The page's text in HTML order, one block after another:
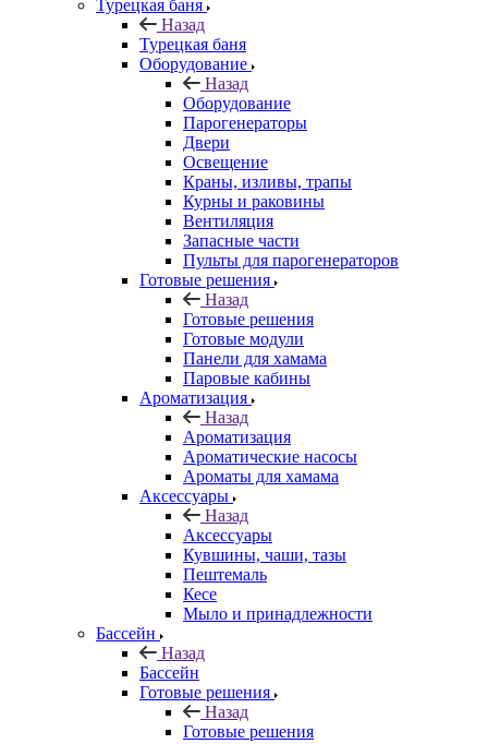
Турецкая баня
Назад
Турецкая баня
Оборудование
Назад
Оборудование
Парогенераторы
Двери
Освещение
Краны, изливы, трапы
Курны и раковины
Вентиляция
Запасные части
Пульты для парогенераторов
Готовые решения
Назад
Готовые решения
Готовые модули
Панели для хамама
Паровые кабины
Ароматизация
Назад
Ароматизация
Ароматические насосы
Ароматы для хамама
Аксессуары
Назад
Аксессуары
Кувшины, чаши, тазы
Пештемаль
Кесе
Мыло и принадлежности
Бассейн
Назад
Бассейн
Готовые решения
Назад
Готовые решения